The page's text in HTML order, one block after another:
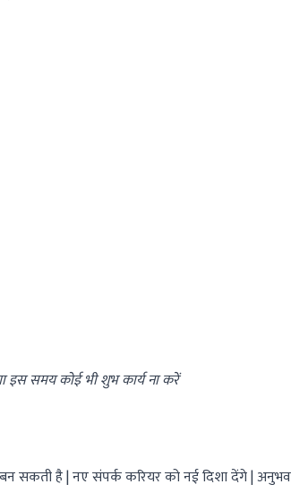
समय कोई भी शुभ कार्य ना करें
सकती है | नए संपर्क करियर को नई दिशा देंगे |